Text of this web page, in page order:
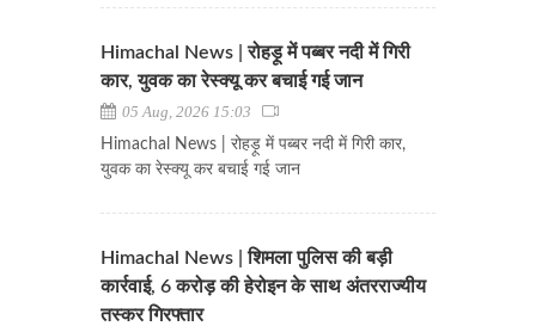
Himachal News | रोहड़ू में पब्बर नदी में गिरी
कार, युवक का रेस्क्यू कर बचाई गई जान
05 Aug, 2026 15:03
Himachal News | रोहड़ू में पब्बर नदी में गिरी कार,
युवक का रेस्क्यू कर बचाई गई जान
Himachal News | शिमला पुलिस की बड़ी
कार्रवाई, 6 करोड़ की हेरोइन के साथ अंतरराज्यीय
तस्कर गिरफ्तार